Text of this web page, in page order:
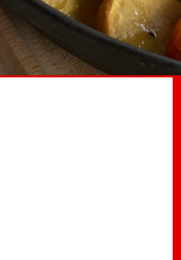
table